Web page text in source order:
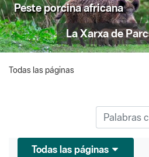
Peste porcina africana
La Xarxa de
Todas las páginas
Todas las páginas